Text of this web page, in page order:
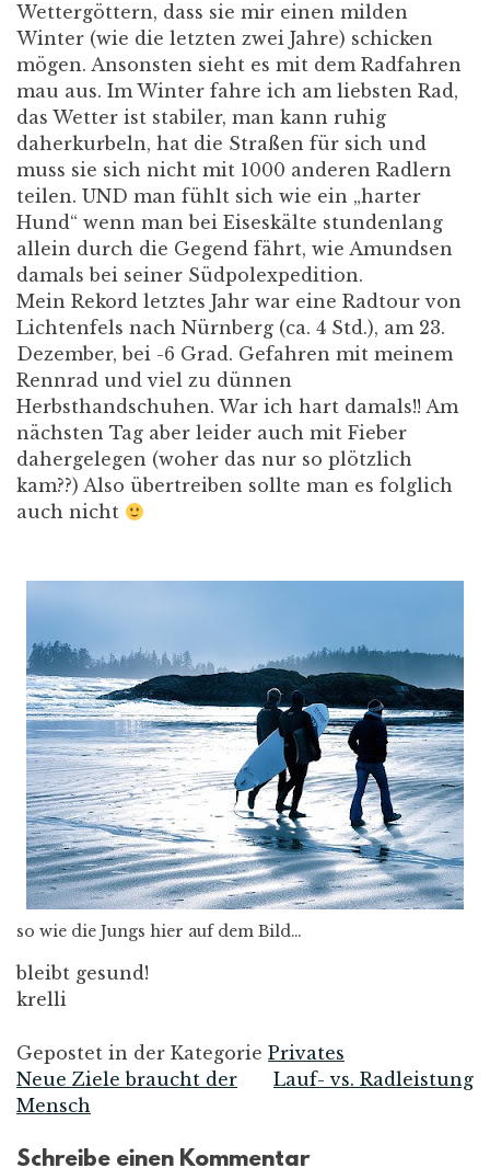
Wettergöttern, dass sie mir einen milden
Winter (wie die letzten zwei Jahre) schicken
mögen. Ansonsten sieht es mit dem Radfahren
mau aus. Im Winter fahre ich am liebsten Rad,
das Wetter ist stabiler, man kann ruhig
daherkurbeln, hat die Straßen für sich und
muss sie sich nicht mit 1000 anderen Radlern
teilen. UND man fühlt sich wie ein „harter
Hund“ wenn man bei Eiseskälte stundenlang
allein durch die Gegend fährt, wie Amundsen
damals bei seiner Südpolexpedition.
Mein Rekord letztes Jahr war eine Radtour von
Lichtenfels nach Nürnberg (ca. 4 Std.), am 23.
Dezember, bei -6 Grad. Gefahren mit meinem
Rennrad und viel zu dünnen
Herbsthandschuhen. War ich hart damals!! Am
nächsten Tag aber leider auch mit Fieber
dahergelegen (woher das nur so plötzlich
kam??) Also übertreiben sollte man es folglich
auch nicht
so wie die Jungs hier auf dem Bild…
bleibt gesund!
krelli
Gepostet in der Kategorie Privates
Beitrags-
Navigation
Neue Ziele braucht der
Mensch
Lauf- vs. Radleistung
Schreibe einen Kommentar